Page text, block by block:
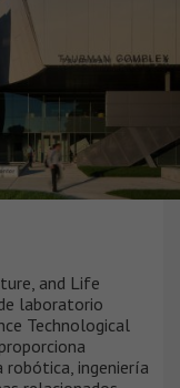
and Life
laboratorio
Technological
robótica, ingeniería